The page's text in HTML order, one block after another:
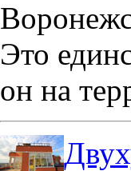
Это
он на